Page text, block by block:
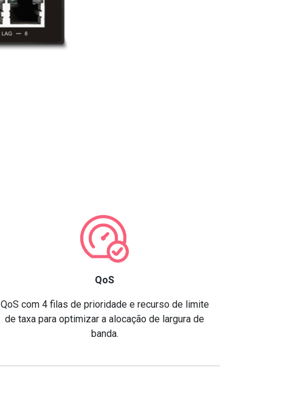
QoS
QoS com 4 filas de prioridade e recurso de limite
de taxa para optimizar a alocação de largura de
banda.